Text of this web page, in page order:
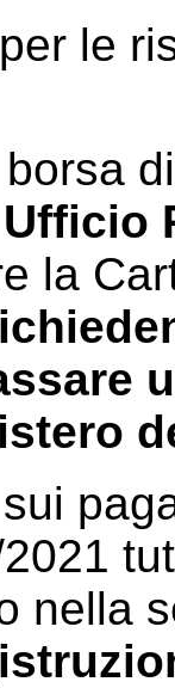
le
Ufficio
la
nella